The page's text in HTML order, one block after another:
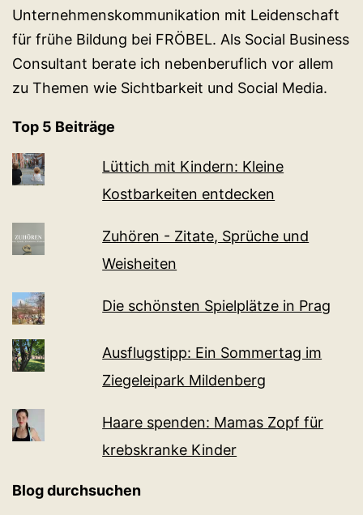
Unternehmenskommunikation mit Leidenschaft
für frühe Bildung bei FRÖBEL. Als Social Business
Consultant berate ich nebenberuflich vor allem
zu Themen wie Sichtbarkeit und Social Media.
Top 5 Beiträge
Lüttich mit Kindern: Kleine
Kostbarkeiten entdecken
Zuhören - Zitate, Sprüche und
Weisheiten
Die schönsten Spielplätze in Prag
Ausflugstipp: Ein Sommertag im
Ziegeleipark Mildenberg
Haare spenden: Mamas Zopf für
krebskranke Kinder
Blog durchsuchen